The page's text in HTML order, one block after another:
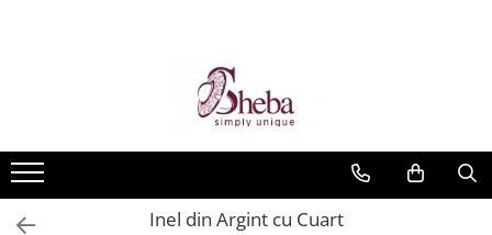
Inel din Argint cu Cuart